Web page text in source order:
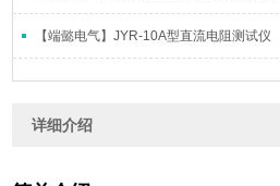
【端懿电气】JYR-10A型直流电阻测试仪
详细介绍